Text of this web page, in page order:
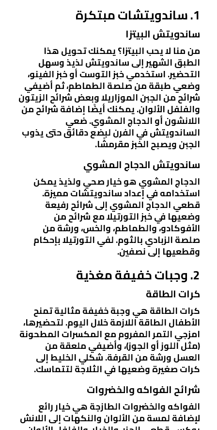
1. ساندويتشات مبتكرة
ساندويتش البيتزا
من منا لا يحب البيتزا؟ يمكنك تحويل هذا
الطبق الشهير إلى ساندويتش لذيذ وسهل
التحضير. استخدمي خبز التوست أو خبز الفينو،
وضعي طبقة من صلصة الطماطم، ثم أضيفي
شرائح من الجبن الموزاريلا وبعض شرائح الزيتون
والفلفل الألوان. يمكنك أيضًا إضافة شرائح من
اللانشون أو الدجاج المشوي. ضعي
الساندويتش في الفرن لبضع دقائق حتى يذوب
الجبن ويصبح الخبز مقرمشًا.
ساندويتش الدجاج المشوي
الدجاج المشوي هو خيار صحي ولذيذ يمكن
استخدامه في إعداد ساندويتشات مميزة.
قطعي الدجاج المشوي إلى شرائح رفيعة
وضعيها في خبز التورتيلا مع شرائح من
الأفوكادو، والطماطم، والخس، ورشة من
صلصة الزبادي بالثوم. لفي التورتيلا بإحكام
وقطعيها إلى نصفين.
2. وجبات خفيفة مغذية
كرات الطاقة
كرات الطاقة هي وجبة خفيفة مثالية تمنح
الأطفال الطاقة اللازمة خلال اليوم. لتحضيرها،
امزجي التمر المفروم مع المكسرات المطحونة
(مثل اللوز أو الجوز)، وأضيفي ملعقة من
العسل ورشة من القرفة. شكلي الخليط إلى
كرات صغيرة وضعيها في الثلاجة لتتماسك.
شرائح الفواكه والخضروات
الفواكه والخضروات الطازجة هي خيار رائع
لإضافة لمسة من الألوان والنكهات إلى اللانش